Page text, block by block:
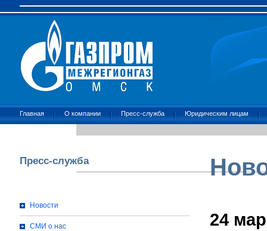
Главная О компании Пресс-служба Юридическим лицам
Пресс-служба
Новости
СМИ о нас 24